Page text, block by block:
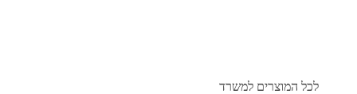
לכל המוצרים למשרד